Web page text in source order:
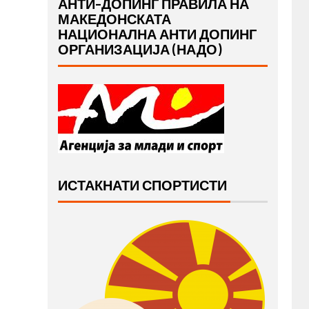
АНТИ-ДОПИНГ ПРАВИЛА НА
МАКЕДОНСКАТА
НАЦИОНАЛНА АНТИ ДОПИНГ
ОРГАНИЗАЦИЈА (НАДО)
ИСТАКНАТИ СПОРТИСТИ